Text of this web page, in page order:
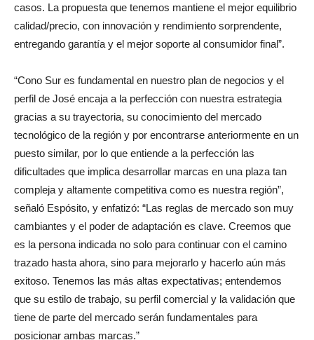
casos. La propuesta que tenemos mantiene el mejor equilibrio
calidad/precio, con innovación y rendimiento sorprendente,
entregando garantía y el mejor soporte al consumidor final”.
“Cono Sur es fundamental en nuestro plan de negocios y el
perfil de José encaja a la perfección con nuestra estrategia
gracias a su trayectoria, su conocimiento del mercado
tecnológico de la región y por encontrarse anteriormente en un
puesto similar, por lo que entiende a la perfección las
dificultades que implica desarrollar marcas en una plaza tan
compleja y altamente competitiva como es nuestra región”,
señaló Espósito, y enfatizó: “Las reglas de mercado son muy
cambiantes y el poder de adaptación es clave. Creemos que
es la persona indicada no solo para continuar con el camino
trazado hasta ahora, sino para mejorarlo y hacerlo aún más
exitoso. Tenemos las más altas expectativas; entendemos
que su estilo de trabajo, su perfil comercial y la validación que
tiene de parte del mercado serán fundamentales para
posicionar ambas marcas.”